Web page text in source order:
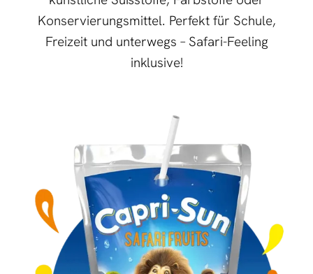
Konservierungsmittel. Perfekt für Schule,
Freizeit und unterwegs – Safari-Feeling
inklusive!